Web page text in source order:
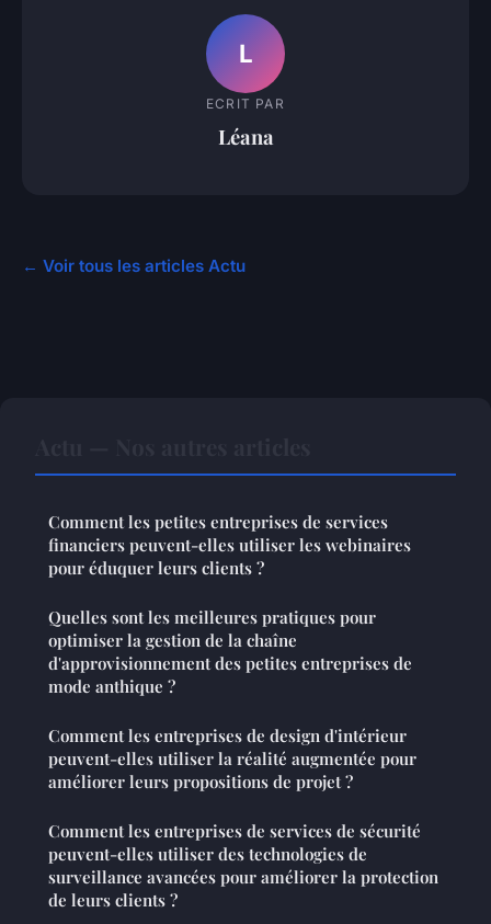
L
ECRIT PAR
Léana
← Voir tous les articles Actu
Comment les petites entreprises de services
financiers peuvent-elles utiliser les webinaires
pour éduquer leurs clients ?
Quelles sont les meilleures pratiques pour
optimiser la gestion de la chaîne
d'approvisionnement des petites entreprises de
mode anthique ?
Comment les entreprises de design d'intérieur
peuvent-elles utiliser la réalité augmentée pour
améliorer leurs propositions de projet ?
Comment les entreprises de services de sécurité
peuvent-elles utiliser des technologies de
surveillance avancées pour améliorer la protection
de leurs clients ?